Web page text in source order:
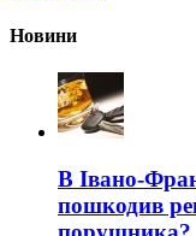
Новини
В Івано-
пошкодив